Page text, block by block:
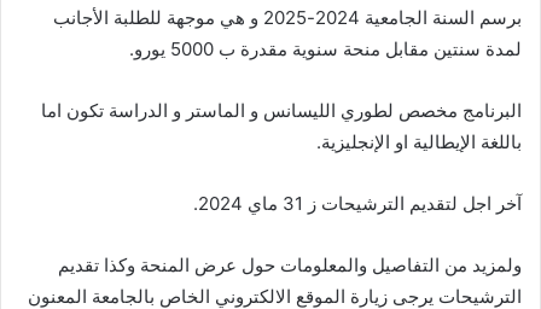
برسم السنة الجامعية 2024-2025 و هي موجهة للطلبة الأجانب
لمدة سنتين مقابل منحة سنوية مقدرة ب 5000 يورو.
البرنامج مخصص لطوري الليسانس و الماستر و الدراسة تكون اما
باللغة الإيطالية او الإنجليزية.
آخر اجل لتقديم الترشيحات ز 31 ماي 2024.
ولمزيد من التفاصيل والمعلومات حول عرض المنحة وكذا تقديم
الترشيحات يرجى زيارة الموقع الالكتروني الخاص بالجامعة المعنون